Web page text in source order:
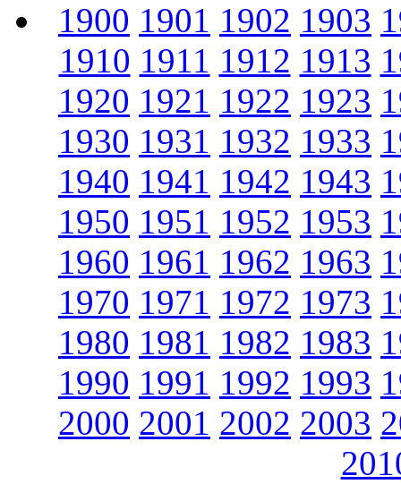
1900 1901 1902 1903
1910 1911 1912 1913
1920 1921 1922 1923
1930 1931 1932 1933
1940 1941 1942 1943
1950 1951 1952 1953
1960 1961 1962 1963
1970 1971 1972 1973
1980 1981 1982 1983
1990 1991 1992 1993
2000 2001 2002 2003